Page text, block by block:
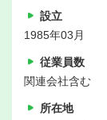
設立
1985年03月
従業員数
関連会社含む
所在地